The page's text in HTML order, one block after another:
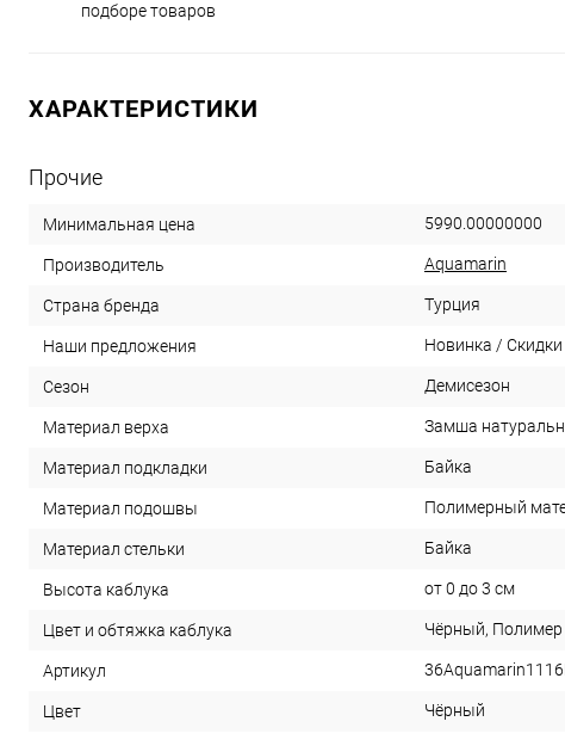
подборе товаров
ХАРАКТЕРИСТИКИ
Прочие
Минимальная цена 5990.00000000
Производитель Aquamarin
Страна бренда Турция
Наши предложения Новинка / Скидки
Сезон Демисезон
Материал верха Замша
Материал подкладки Байка
Материал подошвы Полимерный
Материал стельки Байка
Высота каблука от 0 до 3 см
Цвет и обтяжка каблука Чёрный, Полимер
Артикул
Цвет Чёрный